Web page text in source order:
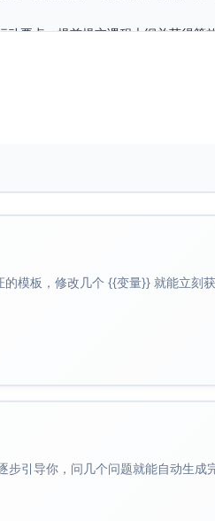
要点：提前提交课程大纲并获得等
册资格。查看冻结原因：［学生信息
估，必要时在Add/Drop或W截止前调
段：［学生信息系统链接］。
延迟毕业风险：［毕业清单链接］。
议提前天数，例如：3–5个工作日］
模板，修改几个 {{变量}} 就能立刻
步引导你，问几个问题就能自动生成